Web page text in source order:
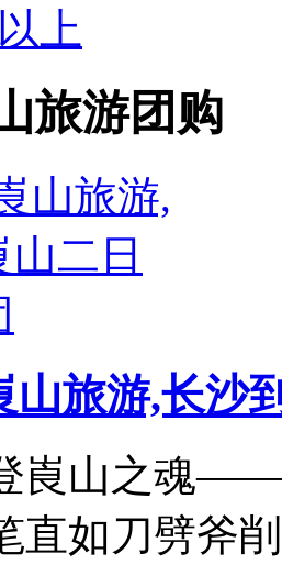
上
旅游团购
山旅游,长沙
崀山之魂
直如刀劈斧